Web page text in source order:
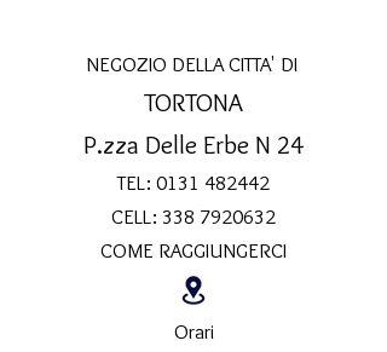
NEGOZIO DELLA CITTA' DI
TORTONA
P.zza Delle Erbe N 24
TEL: 0131 482442
CELL: 338 7920632
COME RAGGIUNGERCI
Orari